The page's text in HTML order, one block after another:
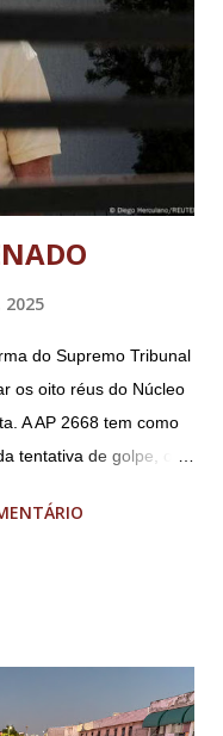
do Supremo Tribunal
os oito réus do Núcleo
A AP 2668 tem como
tentativa de golpe, ou
ex-diretor da
o almirante Almir
coronel Mauro Cid,
colaborador); o ex-